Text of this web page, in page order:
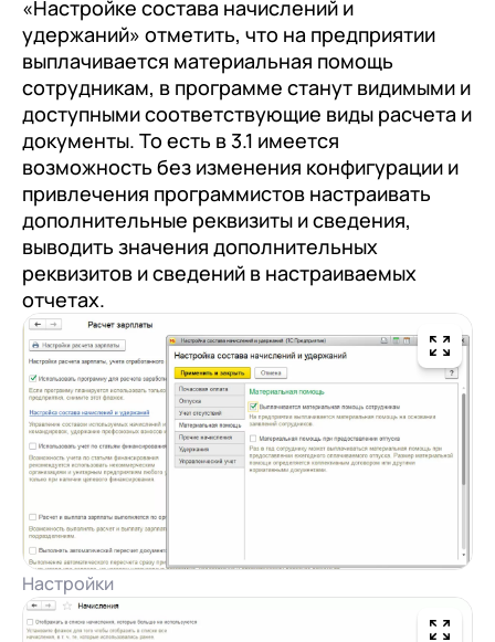
«Настройке состава начислений и
удержаний» отметить, что на предприятии
выплачивается материальная помощь
сотрудникам, в программе станут видимыми и
доступными соответствующие виды расчета и
документы. То есть в 3.1 имеется
возможность без изменения конфигурации и
привлечения программистов настраивать
дополнительные реквизиты и сведения,
выводить значения дополнительных
реквизитов и сведений в настраиваемых
отчетах.
Настройки